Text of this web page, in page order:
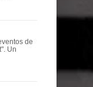
de
Un